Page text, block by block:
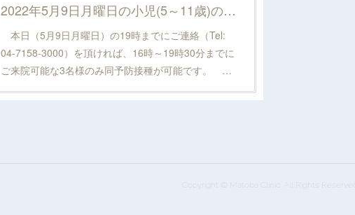
2022年5月9日月曜日の小児(5～11歳)の新型コロナウイルスワクチンのキャンセルが2件出ました。
本日（5月9日月曜日）の19時までにご連絡（Tel:
04-7158-3000）を頂ければ、16時～19時30分までに
ご来院可能な3名様のみ同予防接種が可能です。 …
Copyright © Matoba Clinic. All Rights Reserved.